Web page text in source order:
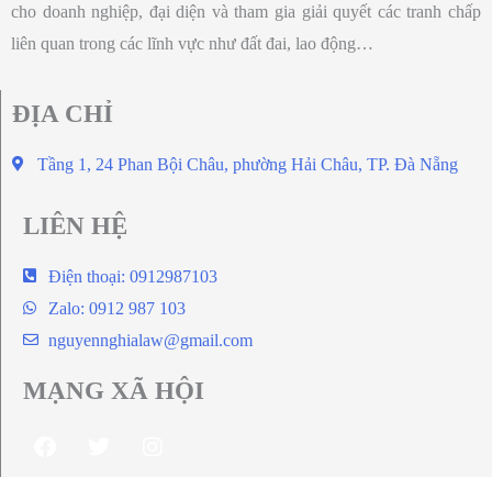
cho doanh nghiệp, đại diện và tham gia giải quyết các tranh chấp
liên quan trong các lĩnh vực như đất đai, lao động…
ĐỊA CHỈ
Tầng 1, 24 Phan Bội Châu, phường Hải Châu, TP. Đà Nẵng
LIÊN HỆ
Điện thoại: 0912987103
Zalo: 0912 987 103
nguyennghialaw@gmail.com
MẠNG XÃ HỘI